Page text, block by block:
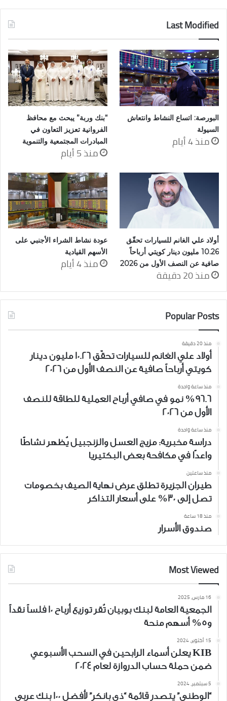
Last Modified
البورصة: اتساع النشاط وانتعاش
السيولة
منذ 4 أيام
“بنك وربة” يبحث مع محافظ
الفروانية تعزيز التعاون في
المبادرات المجتمعية والتنموية
منذ 5 أيام
أولاد علي الغانم للسيارات تحقّق
10.26 مليون دينار كويتي أرباحاً
صافية عن النصف الأول من 2026
منذ 20 دقيقة
عودة نشاط الشراء الأجنبي على
الأسهم القيادية
منذ 4 أيام
Popular Posts
منذ 20 دقيقة
أولاد علي الغانم للسيارات تحقّق 10.26 مليون دينار
كويتي أرباحاً صافية عن النصف الأول من 2026
منذ ساعة واحدة
%96.6 نمو في صافي أرباح العملية للطاقة للنصف
الأول من 2026
منذ ساعة واحدة
دراسة مخبرية: مزيج العسل والزنجبيل يُظهر نشاطًا
واعدًا في مكافحة بعض البكتيريا
منذ ساعتين
طيران الجزيرة تطلق عرض نهاية الصيف بخصومات
تصل إلى 30% على أسعار التذاكر
منذ 18 ساعة
صندوق الأسرار
Most Viewed
16 مارس، 2025
الجمعية العامة لبنك بوبيان تُقر توزيع أرباح 10 فلساً نقداً
و5% أسهم منحة
15 أكتوبر، 2024
KIB يعلن أسماء الرابحين في السحب الأسبوعي
ضمن حملة حساب الدروازة لعام 2024
5 سبتمبر، 2024
“الوطني” يتصدر قائمة “ذي بانكر” لأفضل 100 بنك عربي